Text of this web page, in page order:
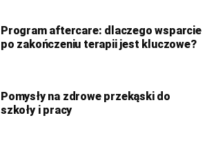
Program aftercare: dlaczego wsparcie
po zakończeniu terapii jest kluczowe?
Pomysły na zdrowe przekąski do
szkoły i pracy